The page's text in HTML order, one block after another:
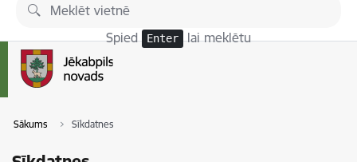
Pāriet uz lapas saturu
Spied Enter lai meklētu
Sākums Sīkdatnes